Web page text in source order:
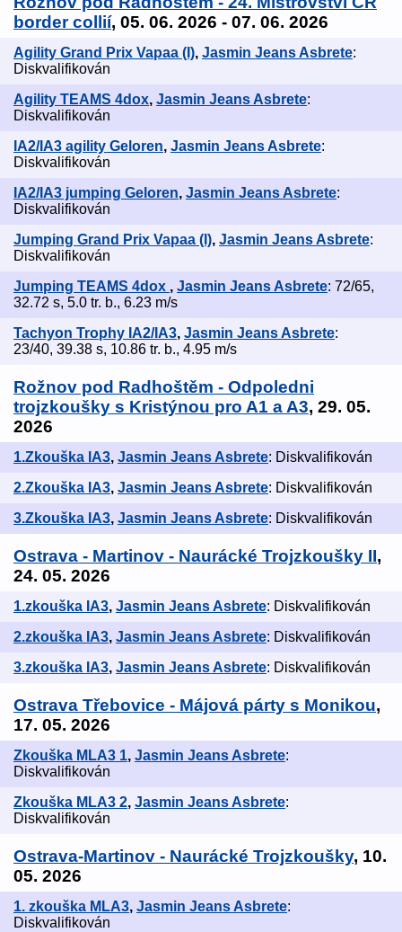
border collií, 05. 06. 2026 - 07. 06. 2026
Agility Grand Prix Vapaa (I), Jasmin Jeans Asbrete:
Diskvalifikován
Agility TEAMS 4dox, Jasmin Jeans Asbrete:
Diskvalifikován
IA2/IA3 agility Geloren, Jasmin Jeans Asbrete:
Diskvalifikován
IA2/IA3 jumping Geloren, Jasmin Jeans Asbrete:
Diskvalifikován
Jumping Grand Prix Vapaa (I), Jasmin Jeans Asbrete:
Diskvalifikován
Jumping TEAMS 4dox , Jasmin Jeans Asbrete: 72/65,
32.72 s, 5.0 tr. b., 6.23 m/s
Tachyon Trophy IA2/IA3, Jasmin Jeans Asbrete:
23/40, 39.38 s, 10.86 tr. b., 4.95 m/s
Rožnov pod Radhoštěm - Odpoledni
trojzkoušky s Kristýnou pro A1 a A3, 29. 05.
2026
1.Zkouška IA3, Jasmin Jeans Asbrete: Diskvalifikován
2.Zkouška IA3, Jasmin Jeans Asbrete: Diskvalifikován
3.Zkouška IA3, Jasmin Jeans Asbrete: Diskvalifikován
Ostrava - Martinov - Naurácké Trojzkoušky II,
24. 05. 2026
1.zkouška IA3, Jasmin Jeans Asbrete: Diskvalifikován
2.zkouška IA3, Jasmin Jeans Asbrete: Diskvalifikován
3.zkouška IA3, Jasmin Jeans Asbrete: Diskvalifikován
Ostrava Třebovice - Májová párty s Monikou,
17. 05. 2026
Zkouška MLA3 1, Jasmin Jeans Asbrete:
Diskvalifikován
Zkouška MLA3 2, Jasmin Jeans Asbrete:
Diskvalifikován
Ostrava-Martinov - Naurácké Trojzkoušky, 10.
05. 2026
1. zkouška MLA3, Jasmin Jeans Asbrete:
Diskvalifikován